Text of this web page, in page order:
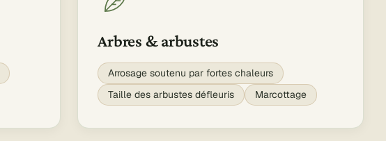
Arbres & arbustes
Arrosage soutenu par fortes chaleurs
Taille des arbustes défleuris
Marcottage